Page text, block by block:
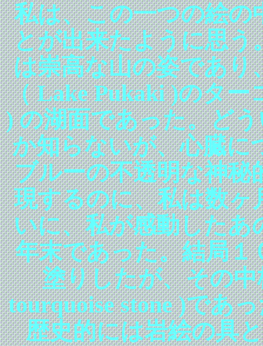
私は、この一つの絵の
とが出来たように思う
は崇高な山の姿であり
（ Lake Pukaki )のター
) の湖面であった。ど
か知らないが、心臓に
ブルーの不透明な神秘
現するのに、私は数ヶ
いに、私が感動したあ
年末であった。結局１
塗りしたが、その
tourquoise stone )であ
歴史的には岩絵の具